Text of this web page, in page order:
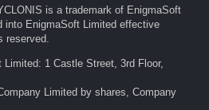
is a trademark of EnigmaSoft
into EnigmaSoft Limited effective
reserved.
1 Castle Street, 3rd Floor,
Limited by shares, Company